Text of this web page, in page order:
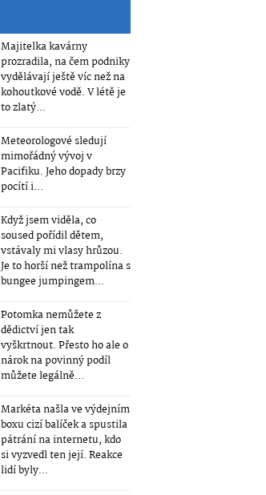
Majitelka kavárny
prozradila, na čem podniky
vydělávají ještě víc než na
kohoutkové vodě. V létě je
to zlatý...
Meteorologové sledují
mimořádný vývoj v
Pacifiku. Jeho dopady brzy
pocítí i...
Když jsem viděla, co
soused pořídil dětem,
vstávaly mi vlasy hrůzou.
Je to horší než trampolína s
bungee jumpingem...
Potomka nemůžete z
dědictví jen tak
vyškrtnout. Přesto ho ale o
nárok na povinný podíl
můžete legálně...
Markéta našla ve výdejním
boxu cizí balíček a spustila
pátrání na internetu, kdo
si vyzvedl ten její. Reakce
lidí byly...